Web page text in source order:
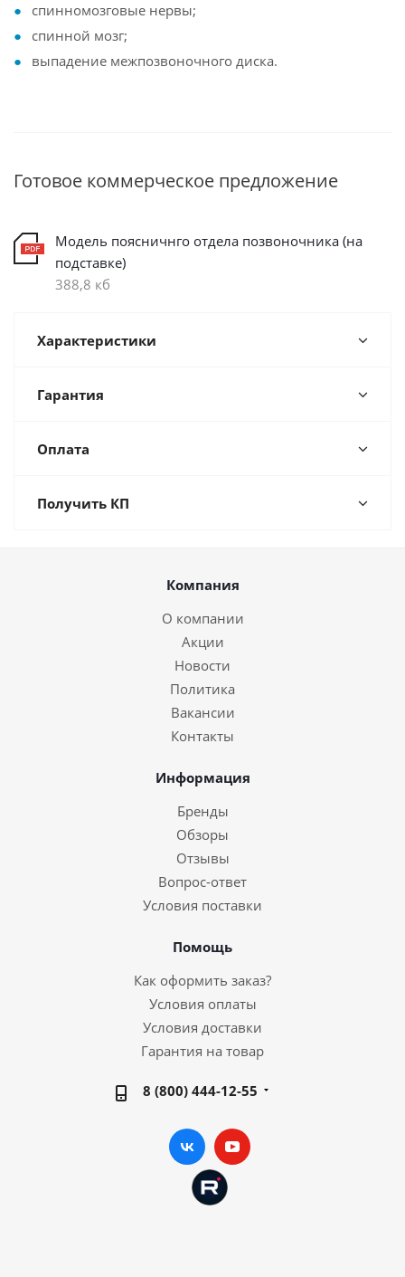
спинномозговые нервы;
спинной мозг;
выпадение межпозвоночного диска.
Готовое коммерческое предложение
Модель поясничнго отдела позвоночника (на
подставке)
388,8 кб
Характеристики
Гарантия
Оплата
Получить КП
Компания
О компании
Акции
Новости
Политика
Вакансии
Контакты
Информация
Бренды
Обзоры
Отзывы
Вопрос-ответ
Условия поставки
Помощь
Как оформить заказ?
Условия оплаты
Условия доставки
Гарантия на товар
8 (800) 444-12-55